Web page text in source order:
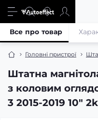
Головні пристрої
Штатна
з коловим
3 2015-2019 10" 2k
Все про товар